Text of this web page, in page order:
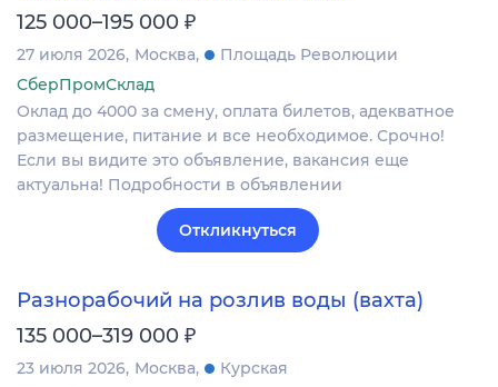
125 000–195 000 ₽
27 июля 2026 Москва
Площадь Революции
СберПромСклад
Оклад до 4000 за смену, оплата билетов, адекватное
размещение, питание и все необходимое. Срочно!
Если вы видите это объявление, вакансия еще
актуальна! Подробности в объявлении
Откликнуться
Разнорабочий на розлив воды (вахта)
135 000–319 000 ₽
23 июля 2026 Москва
Курская